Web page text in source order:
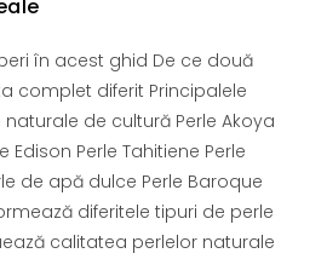
în acest ghid De ce două
complet diferit Principalele
de cultură Perle Akoya
Edison Perle Tahitiene Perle
de apă dulce Perle Baroque
diferitele tipuri de perle
calitatea perlelor naturale